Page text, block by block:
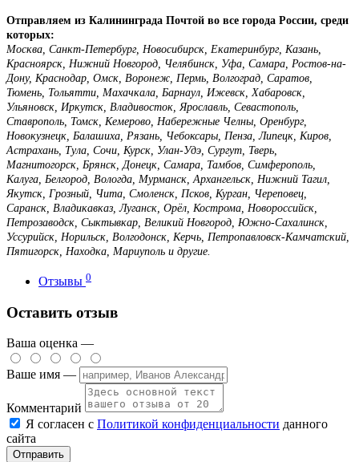
Отправляем из Калининграда Почтой во все города России, среди
которых:
Москва, Санкт-Петербург, Новосибирск, Екатеринбург, Казань,
Красноярск, Нижний Новгород, Челябинск, Уфа, Самара, Ростов-на-
Дону, Краснодар, Омск, Воронеж, Пермь, Волгоград, Саратов,
Тюмень, Тольятти, Махачкала, Барнаул, Ижевск, Хабаровск,
Ульяновск, Иркутск, Владивосток, Ярославль, Севастополь,
Ставрополь, Томск, Кемерово, Набережные Челны, Оренбург,
Новокузнецк, Балашиха, Рязань, Чебоксары, Пенза, Липецк, Киров,
Астрахань, Тула, Сочи, Курск, Улан-Удэ, Сургут, Тверь,
Магнитогорск, Брянск, Донецк, Самара, Тамбов, Симферополь,
Калуга, Белгород, Вологда, Мурманск, Архангельск, Нижний Тагил,
Якутск, Грозный, Чита, Смоленск, Псков, Курган, Череповец,
Саранск, Владикавказ, Луганск, Орёл, Кострома, Новороссийск,
Петрозаводск, Сыктывкар, Великий Новгород, Южно-Сахалинск,
Уссурийск, Норильск, Волгодонск, Керчь, Петропавловск-Камчатский,
Пятигорск, Находка, Мариуполь и другие.
Отзывы 0
Оставить отзыв
Ваша оценка —
Ваше имя —
Комментарий
Я согласен с Политикой конфиденциальности данного
сайта